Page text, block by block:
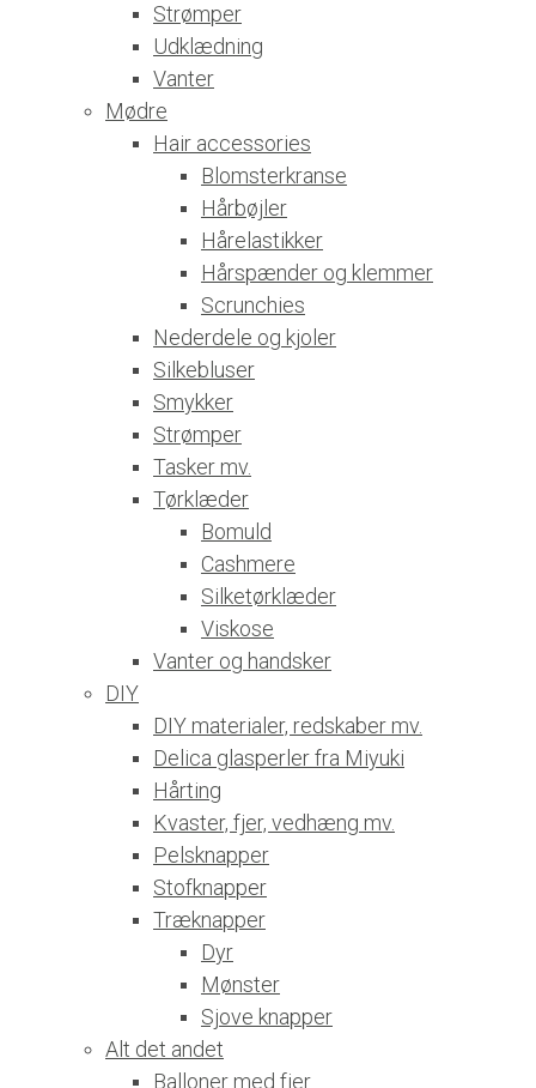
Strømper
Udklædning
Vanter
Mødre
Hair accessories
Blomsterkranse
Hårbøjler
Hårelastikker
Hårspænder og klemmer
Scrunchies
Nederdele og kjoler
Silkebluser
Smykker
Strømper
Tasker mv.
Tørklæder
Bomuld
Cashmere
Silketørklæder
Viskose
Vanter og handsker
DIY
DIY materialer, redskaber mv.
Delica glasperler fra Miyuki
Hårting
Kvaster, fjer, vedhæng mv.
Pelsknapper
Stofknapper
Træknapper
Dyr
Mønster
Sjove knapper
Alt det andet
Balloner med fjer